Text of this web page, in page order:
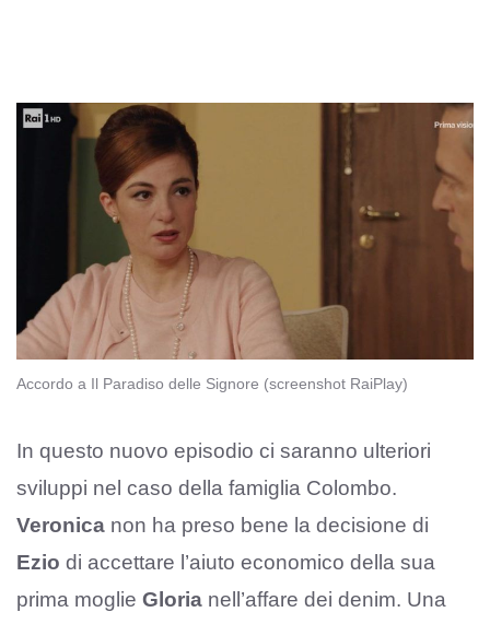
Accordo a Il Paradiso delle Signore (screenshot RaiPlay)
In questo nuovo episodio ci saranno ulteriori
sviluppi nel caso della famiglia Colombo.
Veronica non ha preso bene la decisione di
Ezio di accettare l’aiuto economico della sua
prima moglie Gloria nell’affare dei denim. Una